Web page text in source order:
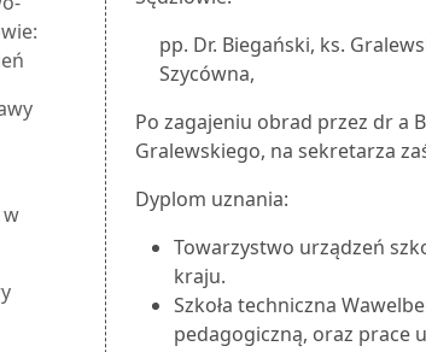
w
pp. Dr. Biegański, ks.
Szycówna,
Po zagajeniu obrad przez dr a
Gralewskiego, na sekretarza
Dyplom uznania:
Towarzystwo urządzeń
kraju.
Szkoła techniczna
pedagogiczną, oraz prace